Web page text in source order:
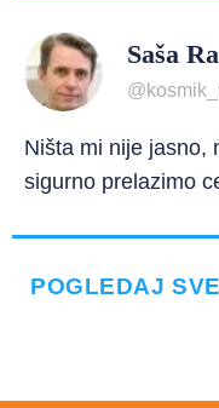
Saša
Ništa mi nije jasno,
sigurno prelazimo
POGLEDAJ